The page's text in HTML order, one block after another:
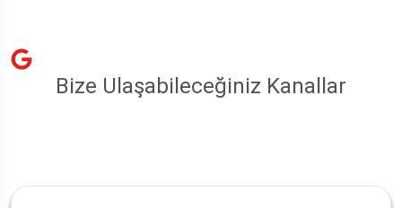
Bize Ulaşabileceğiniz Kanallar